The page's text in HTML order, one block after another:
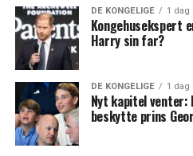
DE KONGELIGE 1 dag
Kongehusekspert
Harry sin far?
DE KONGELIGE 1 dag
Nyt kapitel
beskytte prins